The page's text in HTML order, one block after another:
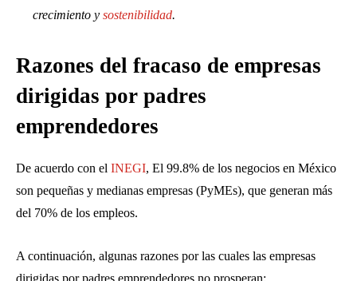
crecimiento y sostenibilidad.
Razones del fracaso de empresas
dirigidas por padres
emprendedores
De acuerdo con el INEGI, El 99.8% de los negocios en México
son pequeñas y medianas empresas (PyMEs), que generan más
del 70% de los empleos.
A continuación, algunas razones por las cuales las empresas
dirigidas por padres emprendedores no prosperan: